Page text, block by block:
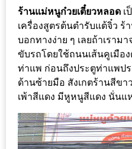
แม่ค้า
สวย
ร้าน
รวย
เสน่ห์
ของ
ที่
ต้อง
ร้านแม่หนูก๋วยเตี๋ยวหลอด เ
เครื่องสูตรต้นตำรับแต้จิ๋ว
บอกทางง่าย ๆ เลยถ้าเราม
ขับรถโดยใช้ถนนเส้นคูเมือ
ท่าแพ ก่อนถึงประตูท่าแพป
ด้านซ้ายมือ สังเกตร้านสีข
เพ้าสีแดง มีหูหนูสีแดง นั่นแ